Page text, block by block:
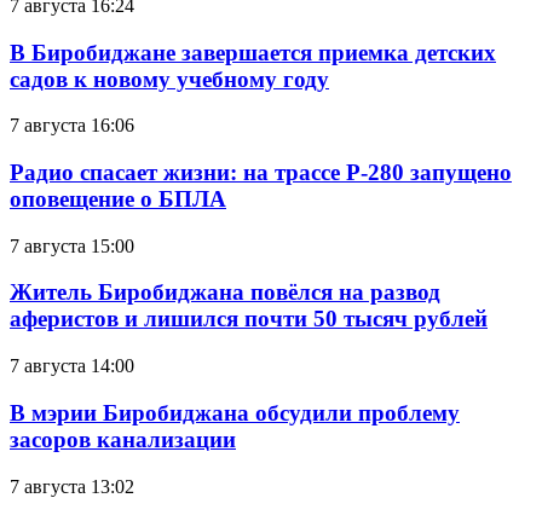
7 августа 16:24
В Биробиджане завершается приемка детских
садов к новому учебному году
7 августа 16:06
Радио спасает жизни: на трассе Р-280 запущено
оповещение о БПЛА
7 августа 15:00
Житель Биробиджана повёлся на развод
аферистов и лишился почти 50 тысяч рублей
7 августа 14:00
В мэрии Биробиджана обсудили проблему
засоров канализации
7 августа 13:02